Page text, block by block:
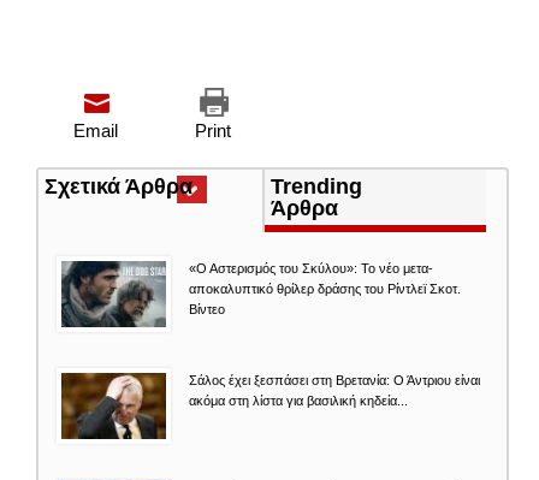
Print
Email
Σχετικά Άρθρα(ενεργή
καρτέλα)
Trending
Άρθρα
«Ο Αστερισμός του Σκύλου»: Το νέο μετα-
αποκαλυπτικό θρίλερ δράσης του Ρίντλεϊ Σκοτ.
Βίντεο
Σάλος έχει ξεσπάσει στη Βρετανία: Ο Άντριου είναι
ακόμα στη λίστα για βασιλική κηδεία...